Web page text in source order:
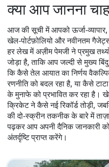
क्या आप जानना
आज की सूची में आपको ऊर्जा‑व्यापार,
खेल‑पोर्टफ़ोलियो और नवीनतम
हर लेख में अज़ीम पेमजी ने प्रमुख
जोड़ा है, ताकि आप जल्दी से मुख्य
कि कैसे तेल आयात का निर्णय
रणनीति को बदल रहा है, या कैसे
के मुनाफे को प्रभावित कर रहा है।
क्रिकेट ने कैसे नई रिकॉर्ड तोड़ी,
की दो‑स्क्रीन तकनीक के बारे में
पढ़कर आप अपनी दैनिक जानकारी
अंतर्दृष्टि प्राप्त करेंगे।